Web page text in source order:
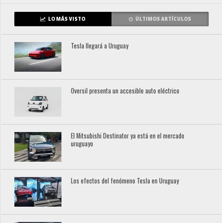
LO MÁS VISTO ÚLTIMOS ARTÍCULOS
Tesla llegará a Uruguay
Oversil presenta un accesible auto eléctrico
El Mitsubishi Destinator ya está en el mercado
uruguayo
Los efectos del fenómeno Tesla en Uruguay